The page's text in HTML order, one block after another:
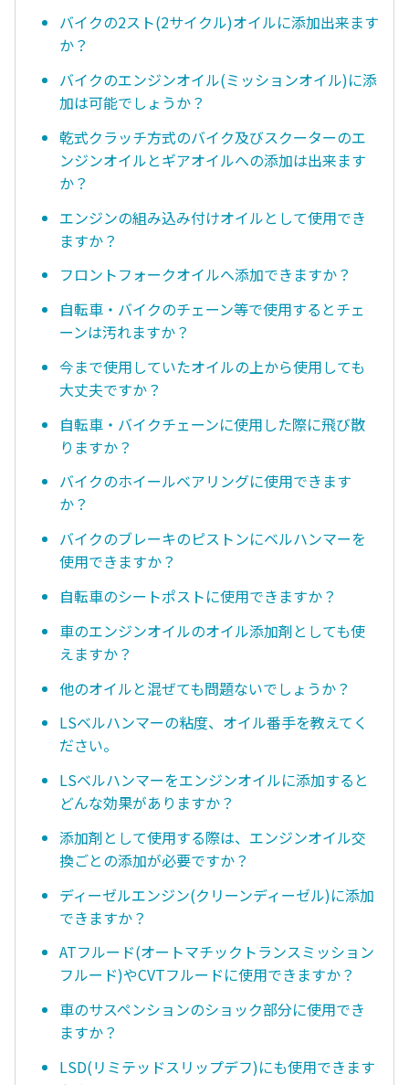
バイクの2スト(2サイクル)オイルに添加出来ます
か？
バイクのエンジンオイル(ミッションオイル)に添
加は可能でしょうか？
乾式クラッチ方式のバイク及びスクーターのエ
ンジンオイルとギアオイルへの添加は出来ます
か？
エンジンの組み込み付けオイルとして使用でき
ますか？
フロントフォークオイルへ添加できますか？
自転車・バイクのチェーン等で使用するとチェ
ーンは汚れますか？
今まで使用していたオイルの上から使用しても
大丈夫ですか？
自転車・バイクチェーンに使用した際に飛び散
りますか？
バイクのホイールベアリングに使用できます
か？
バイクのブレーキのピストンにベルハンマーを
使用できますか？
自転車のシートポストに使用できますか？
車のエンジンオイルのオイル添加剤としても使
えますか？
他のオイルと混ぜても問題ないでしょうか？
LSベルハンマーの粘度、オイル番手を教えてく
ださい。
LSベルハンマーをエンジンオイルに添加すると
どんな効果がありますか？
添加剤として使用する際は、エンジンオイル交
換ごとの添加が必要ですか？
ディーゼルエンジン(クリーンディーゼル)に添加
できますか？
ATフルード(オートマチックトランスミッション
フルード)やCVTフルードに使用できますか？
車のサスペンションのショック部分に使用でき
ますか？
LSD(リミテッドスリップデフ)にも使用できます